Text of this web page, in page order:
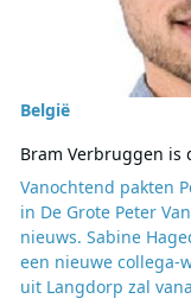
België
Bram Verbruggen is
Vanochtend pakten
in De Grote Peter
nieuws. Sabine
een nieuwe collega-
uit Langdorp zal